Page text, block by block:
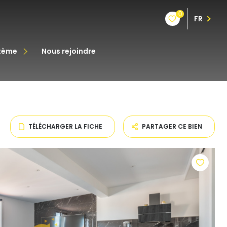
0 FR
nous rejoindre
TÉLÉCHARGER LA FICHE PARTAGER CE BIEN